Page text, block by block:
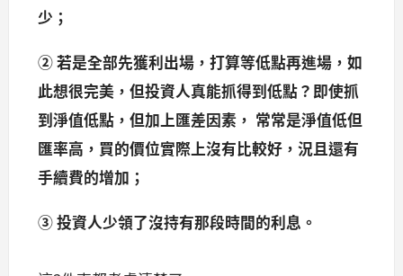
少；
② 若是全部先獲利出場，打算等低點再進場，如
此想很完美，但投資人真能抓得到低點？即使抓
到淨值低點，但加上匯差因素， 常常是淨值低但
匯率高，買的價位實際上沒有比較好，況且還有
手續費的增加；
③ 投資人少領了沒持有那段時間的利息 。